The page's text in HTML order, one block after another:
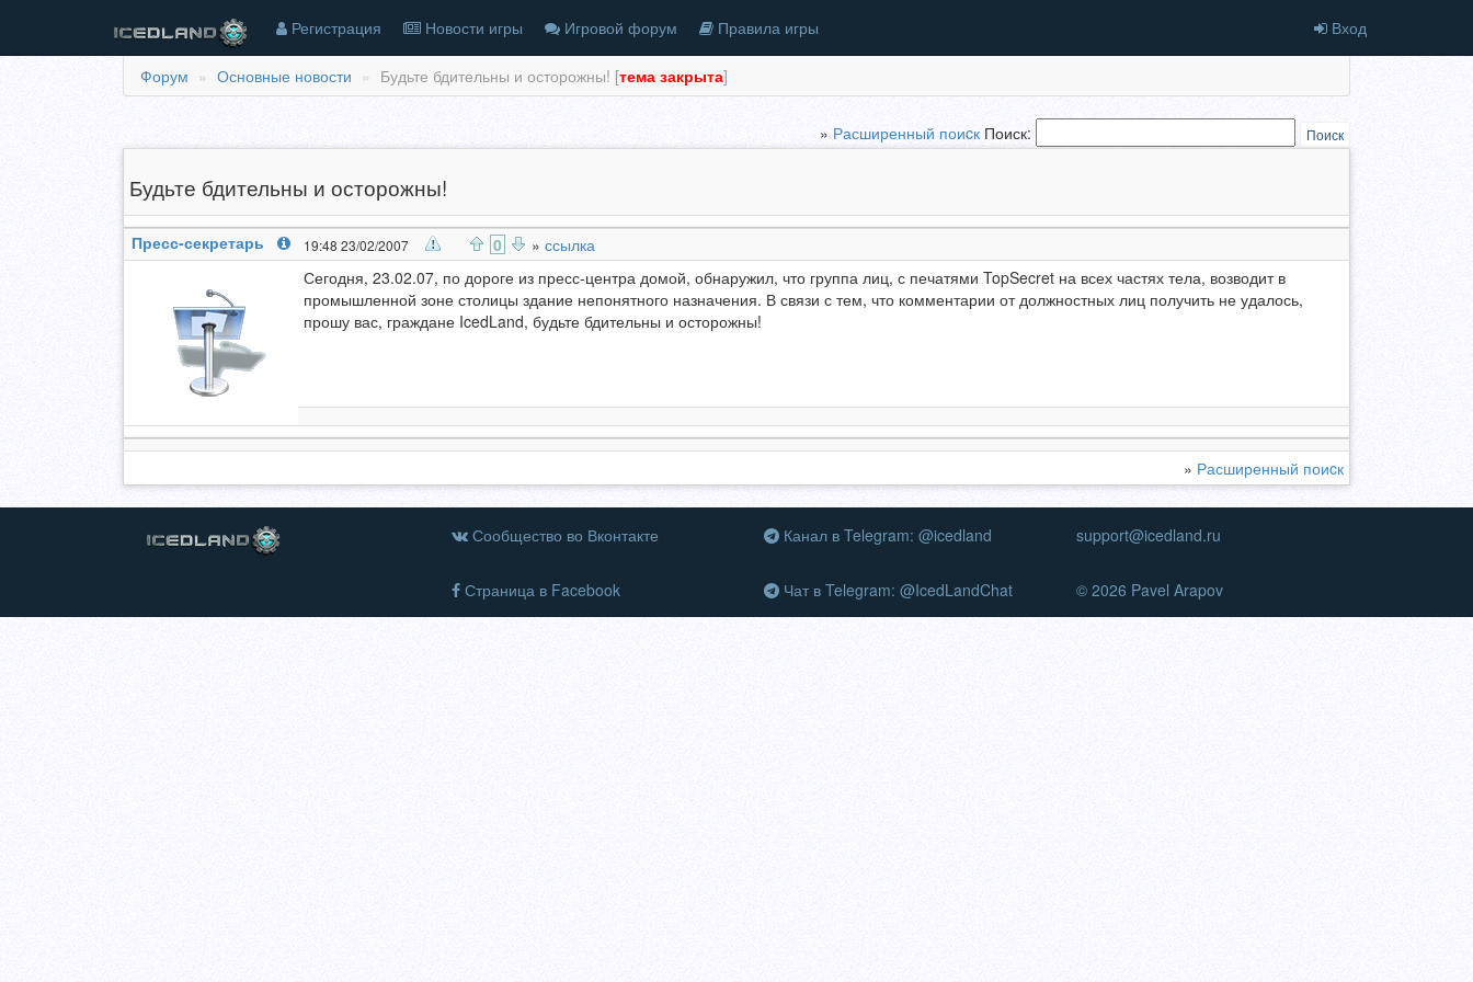
Регистрация Новости игры Игровой форум Правила игры Вход
Форум Основные новости Будьте бдительны и осторожны! [тема закрыта]
» Расширенный поиcк Поиск: Поиск
Будьте бдительны и осторожны!
Пресс-секретарь 19:48 23/02/2007 0 » ссылка
Сегодня, 23.02.07, по дороге из пресс-центра домой, обнаружил, что группа лиц, с печатями TopSecret на всех частях тела, возводит в
промышленной зоне столицы здание непонятного назначения. В связи с тем, что комментарии от должностных лиц получить не удалось,
прошу вас, граждане IcedLand, будьте бдительны и осторожны!
» Расширенный поиcк
Сообщество во Вконтакте
Страница в Facebook
Канал в Telegram: @icedland
Чат в Telegram: @IcedLandChat
support@icedland.ru
© 2026 Pavel Arapov